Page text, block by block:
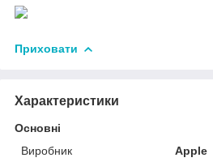
Приховати
Характеристики
Основні
Виробник
Apple